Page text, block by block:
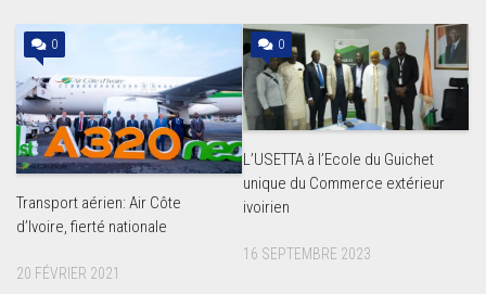
0
Transport aérien: Air Côte
d’Ivoire, fierté nationale
20 FÉVRIER 2021
0
L’USETTA à l’Ecole du Guichet
unique du Commerce extérieur
ivoirien
16 SEPTEMBRE 2023